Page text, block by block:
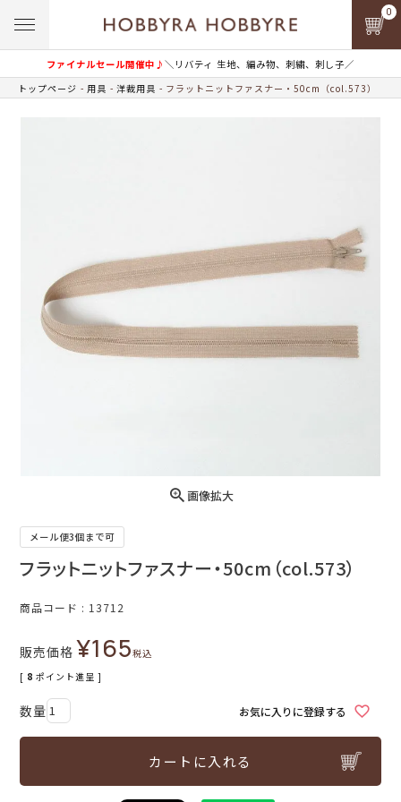
ファイナルセール開催中♪＼リバティ 生地、編み物、刺繍、刺し子／
0
トップページ 用具 洋裁用具 フラットニットファスナー・50cm（col.573）
画像拡大
メール便3個まで可
フラットニットファスナー・50cm（col.573）
商品コード 13712
販売価格 ¥165税込
[ 8 ポイント進呈 ]
お気に入りに登録する
カートに入れる